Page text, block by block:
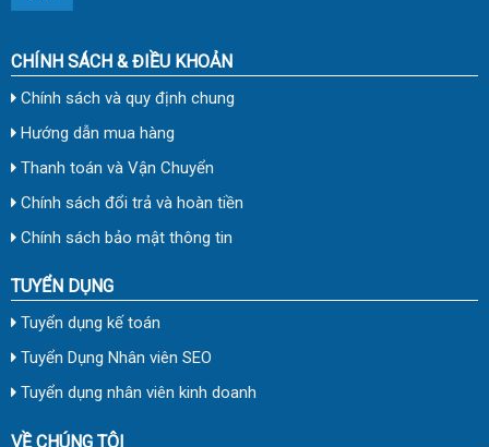
CHÍNH SÁCH & ĐIỀU KHOẢN
Chính sách và quy định chung
Hướng dẫn mua hàng
Thanh toán và Vận Chuyển
Chính sách đổi trả và hoàn tiền
Chính sách bảo mật thông tin
TUYỂN DỤNG
Tuyển dụng kế toán
Tuyển Dụng Nhân viên SEO
Tuyển dụng nhân viên kinh doanh
VỀ CHÚNG TÔI